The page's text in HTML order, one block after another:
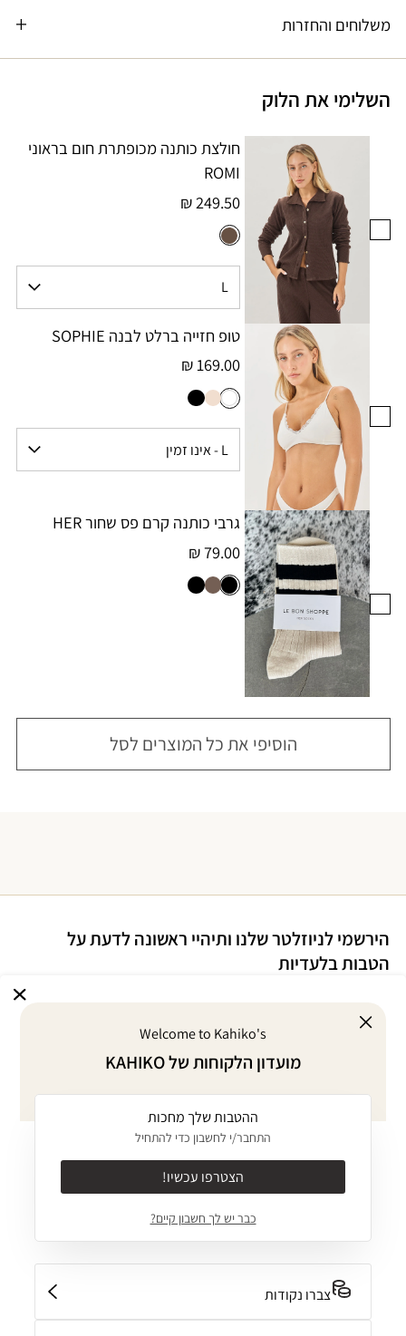
משלוחים והחזרות
השלימי את הלוק
חולצת כותנה מכופתרת חום בראוני
ROMI
249.50 ₪
טופ חזייה ברלט לבנה SOPHIE
169.00 ₪
גרבי כותנה קרם פס שחור HER
79.00 ₪
הוסיפי את כל המוצרים לסל
הירשמי לניוזלטר שלנו ותיהיי ראשונה לדעת על
הטבות בלעדיות
אני מסכימ/ה לדיוור במייל על הטבות ומבצעים
KAHIKO GIVES BACK
JOURNAL
קולקציות
חנויות
INTIMATES
שירותים
מועדון לקוחות
משלוחים והחזרות
יצירת קשר
Welcome to Kahiko's
מועדון הלקוחות של KAHIKO
ההטבות שלך מחכות
התחבר/י לחשבון כדי להתחיל
הצטרפו עכשיו!
כבר יש לך חשבון קיים?
צברו נקודות